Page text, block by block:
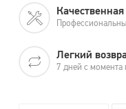
Легкий
7 дней с момента